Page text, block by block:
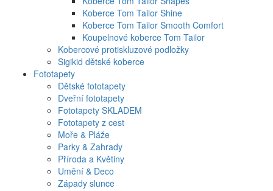
Koberce Tom Tailor Shine
Koberce Tom Tailor Smooth Comfort
Koupelnové koberce Tom Tailor
Kobercové protiskluzové podložky
Sigikid dětské koberce
Fototapety
Dětské fototapety
Dveřní fototapety
Fototapety SKLADEM
Fototapety z cest
Moře & Pláže
Parky & Zahrady
Příroda a Květiny
Umění & Deco
Západy slunce